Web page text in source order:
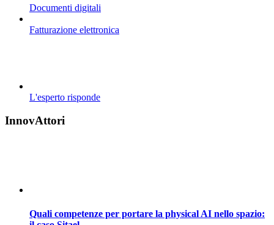
Documenti digitali
L'esperto risponde